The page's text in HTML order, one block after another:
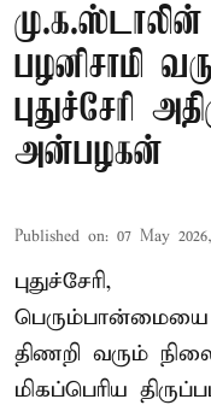
பழனிசாமி
புதுச்சேரி
அன்பழகன்
Published on: 07 May
புதுச்சேரி,
பெரும்பான்மையை
திணறி வரும்
மிகப்பெரிய